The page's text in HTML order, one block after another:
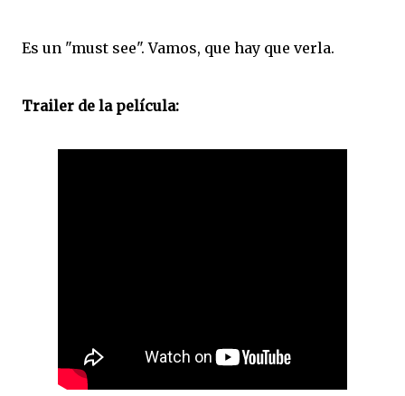
Es un "must see". Vamos, que hay que verla.
Trailer de la película: